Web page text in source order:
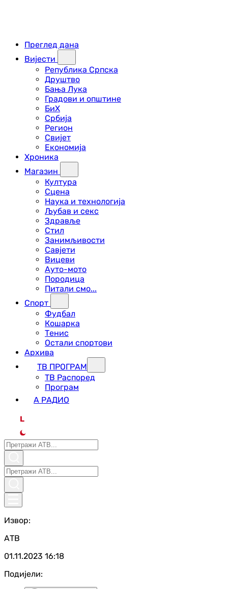
Преглед дана
Вијести
Република Српска
Друштво
Бања Лука
Градови и општине
БиХ
Србија
Регион
Свијет
Економија
Хроника
Магазин
Култура
Сцена
Наука и технологија
Љубав и секс
Здравље
Стил
Занимљивости
Савјети
Вицеви
Ауто-мото
Породица
Питали смо...
Спорт
Фудбал
Кошарка
Тенис
Остали спортови
Архива
ТВ ПРОГРАМ
ТВ Распоред
Програм
А РАДИО
L
Извор:
АТВ
01.11.2023 16:18
Подијели: